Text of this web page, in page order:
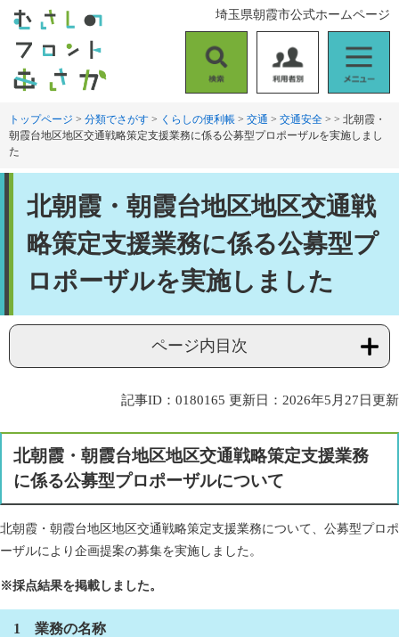
す
。
し
て
索
用
者
別
ニ
ュ
ー
埼玉県朝霞市公式ホームページ
トップページ > 分類でさがす > くらしの便利帳 > 交通 > 交通安全 > > 北朝霞・
朝霞台地区地区交通戦略策定支援業務に係る公募型プロポーザルを実施しまし
た
北朝霞・朝霞台地区地区交通戦
略策定支援業務に係る公募型プ
ロポーザルを実施しました
ページ内目次
記事ID：0180165 更新日：2026年5月27日更新
北朝霞・朝霞台地区地区交通戦略策定支援業務
に係る公募型プロポーザルについて
北朝霞・朝霞台地区地区交通戦略策定支援業務について、公募型プロポ
ーザルにより企画提案の募集を実施しました。
※採点結果を掲載しました。
1 業務の名称